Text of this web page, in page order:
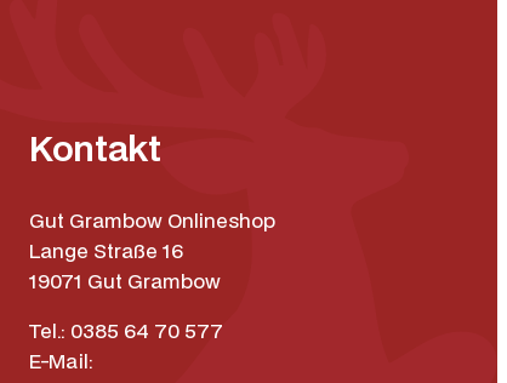
Kontakt
Gut Grambow Onlineshop
Lange Straße 16
19071 Gut Grambow
Tel.: 0385 64 70 577
E-Mail: